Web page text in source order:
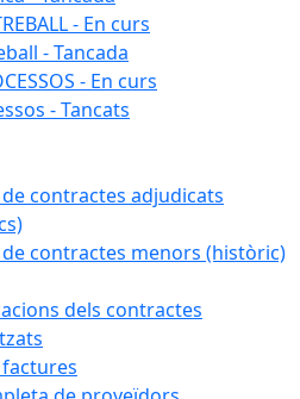
- En curs
- Tancada
- En curs
- Tancats
de contractes adjudicats
de contractes menors (històric)
dels contractes